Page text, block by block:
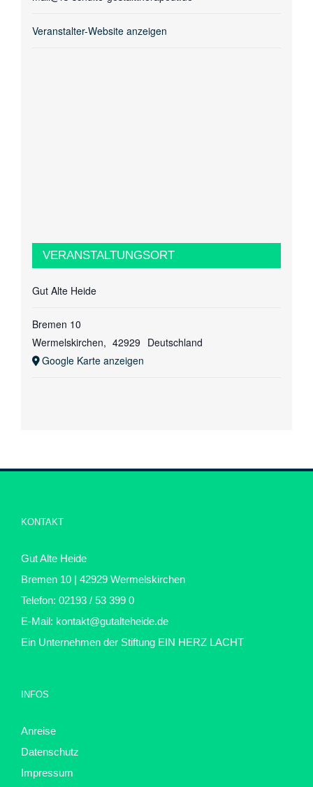
Veranstalter-Website anzeigen
VERANSTALTUNGSORT
Gut Alte Heide
Bremen 10
Wermelskirchen, 42929 Deutschland
Google Karte anzeigen
KONTAKT
Gut Alte Heide
Bremen 10 | 42929 Wermelskirchen
Telefon: 02193 / 53 399 0
E-Mail: kontakt@gutalteheide.de
Ein Unternehmen der Stiftung EIN HERZ LACHT
INFOS
Anreise
Datenschutz
Impressum